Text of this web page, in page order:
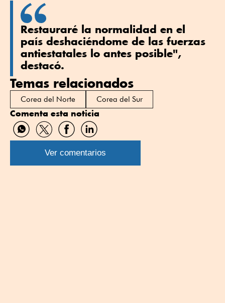
Restauraré la normalidad en el
país deshaciéndome de las fuerzas
antiestatales lo antes posible",
destacó.
Temas relacionados
Corea del Norte Corea del Sur
Comenta esta noticia
Compartir
por
WhatsApp
Compartir
por
Twitter
Compartir
por
Facebook
Compartir
por
Linkedin
Ver comentarios